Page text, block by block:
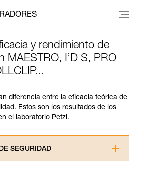
y rendimiento de
MAESTRO, I’D S, PRO
diferencia entre la eficacia teórica de
Estos son los resultados de los
el laboratorio Petzl.
SEGURIDAD